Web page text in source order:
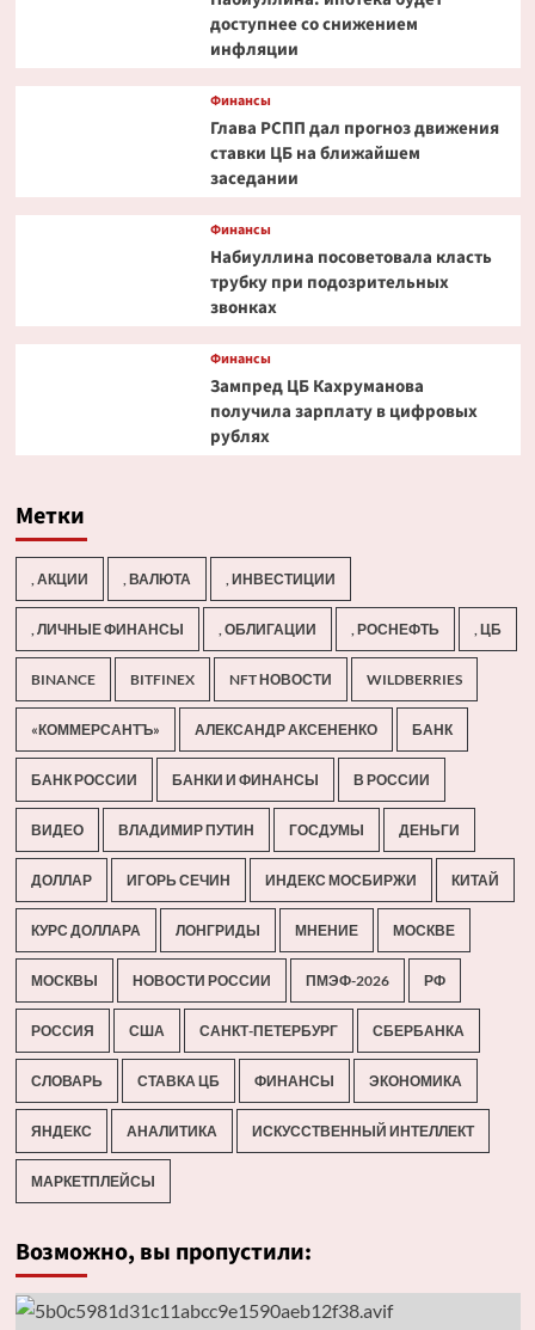
доступнее со снижением
инфляции
Финансы
Глава РСПП дал прогноз движения
ставки ЦБ на ближайшем
заседании
Финансы
Набиуллина посоветовала класть
трубку при подозрительных
звонках
Финансы
Зампред ЦБ Кахруманова
получила зарплату в цифровых
рублях
Метки
, АКЦИИ , ВАЛЮТА , ИНВЕСТИЦИИ
, ЛИЧНЫЕ ФИНАНСЫ , ОБЛИГАЦИИ , РОСНЕФТЬ , ЦБ
BINANCE BITFINEX NFT НОВОСТИ WILDBERRIES
«КОММЕРСАНТЪ» АЛЕКСАНДР АКСЕНЕНКО БАНК
БАНК РОССИИ БАНКИ И ФИНАНСЫ В РОССИИ
ВИДЕО ВЛАДИМИР ПУТИН ГОСДУМЫ ДЕНЬГИ
ДОЛЛАР ИГОРЬ СЕЧИН ИНДЕКС МОСБИРЖИ КИТАЙ
КУРС ДОЛЛАРА ЛОНГРИДЫ МНЕНИЕ МОСКВЕ
МОСКВЫ НОВОСТИ РОССИИ ПМЭФ-2026 РФ
РОССИЯ США САНКТ-ПЕТЕРБУРГ СБЕРБАНКА
СЛОВАРЬ СТАВКА ЦБ ФИНАНСЫ ЭКОНОМИКА
ЯНДЕКС АНАЛИТИКА ИСКУССТВЕННЫЙ ИНТЕЛЛЕКТ
МАРКЕТПЛЕЙСЫ
Возможно, вы пропустили: